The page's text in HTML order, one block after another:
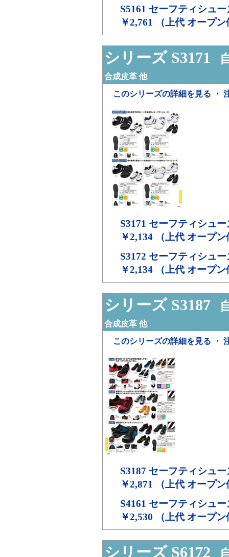
S5161 セーフティシュー
￥2,761 （上代 オープ
シリーズ S3171
合成皮革 他
このシリーズの詳細を見る ・
S3171 セーフティシュー
￥2,134 （上代 オープ
S3172 セーフティシュー
￥2,134 （上代 オープ
シリーズ S3187
合成皮革 他
このシリーズの詳細を見る ・
S3187 セーフティシュー
￥2,871 （上代 オープ
S4161 セーフティシュー
￥2,530 （上代 オープ
シリーズ S6172